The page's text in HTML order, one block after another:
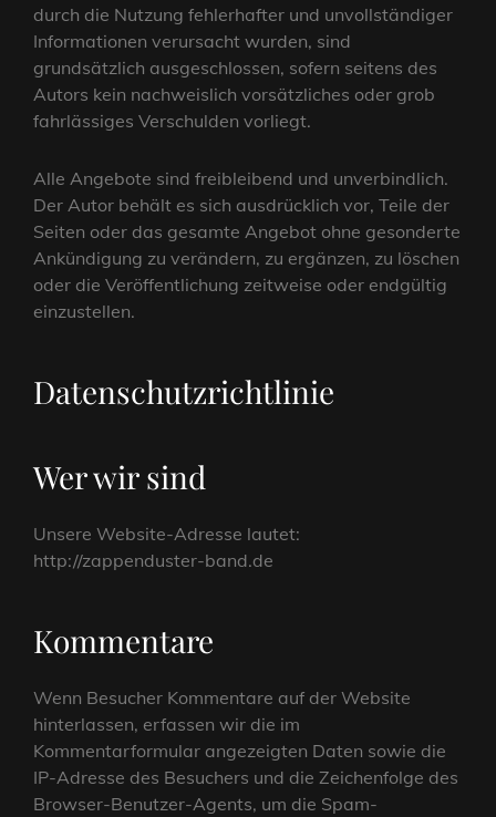
durch die Nutzung fehlerhafter und unvollständiger
Informationen verursacht wurden, sind
grundsätzlich ausgeschlossen, sofern seitens des
Autors kein nachweislich vorsätzliches oder grob
fahrlässiges Verschulden vorliegt.
Alle Angebote sind freibleibend und unverbindlich.
Der Autor behält es sich ausdrücklich vor, Teile der
Seiten oder das gesamte Angebot ohne gesonderte
Ankündigung zu verändern, zu ergänzen, zu löschen
oder die Veröffentlichung zeitweise oder endgültig
einzustellen.
Datenschutzrichtlinie
Wer wir sind
Unsere Website-Adresse lautet:
http://zappenduster-band.de
Kommentare
Wenn Besucher Kommentare auf der Website
hinterlassen, erfassen wir die im
Kommentarformular angezeigten Daten sowie die
IP-Adresse des Besuchers und die Zeichenfolge des
Browser-Benutzer-Agents, um die Spam-